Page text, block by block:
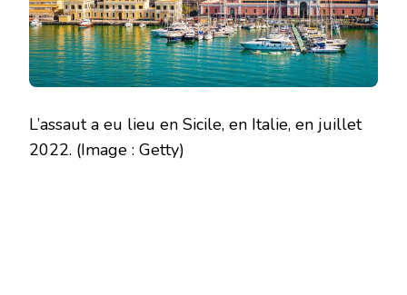
L’assaut a eu lieu en Sicile, en Italie, en juillet
2022. (Image : Getty)